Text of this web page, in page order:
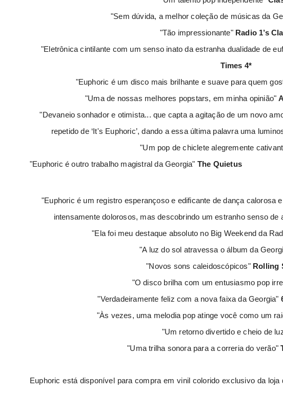
"Sem dúvida, a melhor coleção de músicas da
"Tão impressionante"Radio 1’s
"Eletrônica cintilante com um senso inato da estranha dualidade de
Times 4*
"Euphoric é um disco mais brilhante e suave para quem
"Uma de nossas melhores popstars, em minha opinião"
"Devaneio sonhador e otimista... que capta a agitação de um novo
repetido de ‘It's Euphoric’, dando a essa última palavra uma
"Um pop de chiclete alegremente
"Euphoric é outro trabalho magistral da Georgia" The Quietus
"Euphoric é um registro esperançoso e edificante de dança calorosa
intensamente dolorosos, mas descobrindo um estranho senso de
"Ela foi meu destaque absoluto no Big Weekend da
"A luz do sol atravessa o álbum da
"Novos sons caleidoscópicos" Rolling
"O disco brilha com um entusiasmo pop
"Verdadeiramente feliz com a nova faixa da Georgia"
"Às vezes, uma melodia pop atinge você como um
"Um retorno divertido e cheio de
"Uma trilha sonora para a correria do verão"
Euphoricestá disponível para compra em vinil colorido exclusivo da